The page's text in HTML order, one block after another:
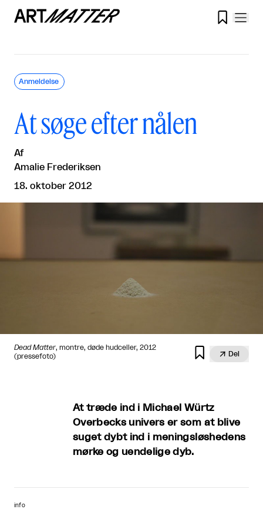

At søge efter nålen
Af
Amalie Frederiksen
18. oktober 2012
Anmeldelse
Dead Matter, montre, døde hudceller, 2012
(pressefoto)
  Del
At træde ind i Michael Würtz
Overbecks univers er som at blive
suget dybt ind i meningsløshedens
mørke og uendelige dyb.
info